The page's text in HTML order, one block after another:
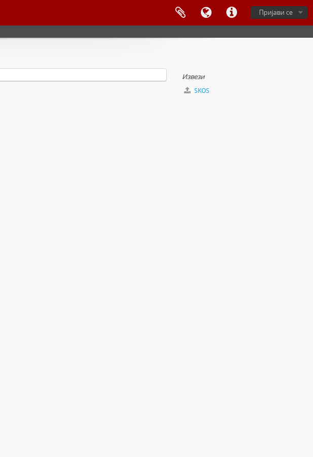
Пријави се
Извези
SKOS